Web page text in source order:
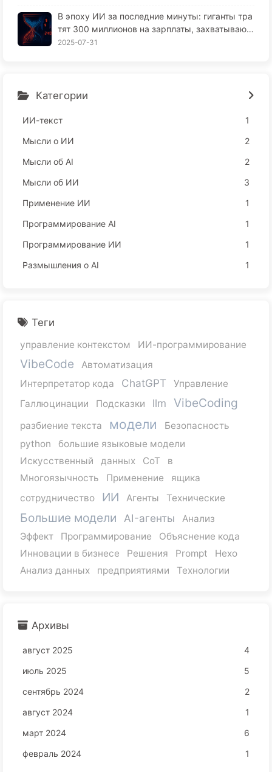
В эпоху ИИ за последние минуты: гиганты тра
тят 300 миллионов на зарплаты, захватывают
ваш сон и продают ваше свободное время рек
2025-07-31
Категории
ИИ-текст
1
Мысли о ИИ
2
Мысли об AI
2
Мысли об ИИ
3
Применение ИИ
1
Программирование AI
1
Программирование ИИ
1
Размышления о AI
1
Теги
управление контекстом ИИ-программирование
VibeCode
Автоматизация
Интерпретатор кода
ChatGPT
Управление
Галлюцинации
Подсказки llm VibeCoding
разбиение текста модели
Безопасность
python
большие языковые модели
Искусственный
данных CoT
в
Многоязычность
Применение
ящика
сотрудничество
ИИ Агенты Технические
Большие модели AI-агенты
Анализ
Эффект
Программирование
Объяснение кода
Инновации в бизнесе
Решения Prompt
Hexo
Анализ данных
предприятиями Технологии
Архивы
август 2025
4
июль 2025
5
сентябрь 2024
2
август 2024
1
март 2024
6
февраль 2024
1